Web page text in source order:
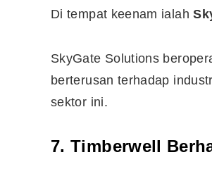
Di tempat keenam ialah
SkyGate Solutions
berterusan terhadap
sektor ini.
7. Timberwell